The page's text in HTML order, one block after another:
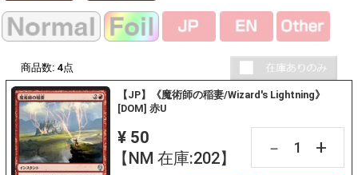
商品数: 4点
【JP】《魔術師の稲妻/Wizard's Lightning》
[DOM] 赤U
¥ 50
【NM 在庫:202】
－ +